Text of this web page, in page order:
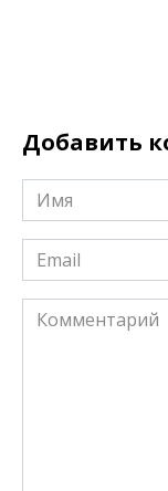
Добавить
Имя
*
Email
*
Комментарий